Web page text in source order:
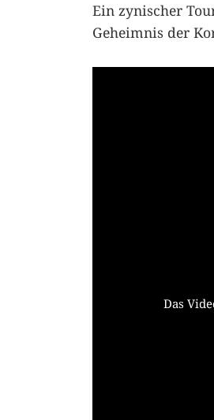
Ein zynischer
Geheimnis der
Das